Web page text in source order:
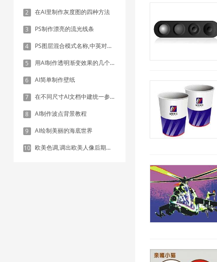
2 在AI里制作灰度图的四种方法
3 PS制作漂亮的流光线条
4 PS图层混合模式名称,中英对照表
5 用AI制作透明渐变效果的几个方法
6 AI简单制作壁纸
7 在不同尺寸AI文档中建统一参考线 - 方法1：对齐和分布
8 AI制作波点背景教程
9 AI绘制美丽的海底世界
10 欧美色调,调出欧美人像后期色调实例